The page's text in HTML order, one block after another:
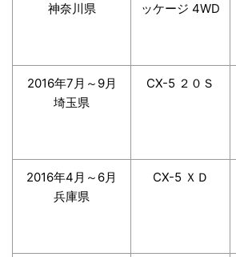
神奈川県
ッケージ 4WD
2016年7月～9月
埼玉県
CX-5 ２０Ｓ
2016年4月～6月
兵庫県
CX-5 ＸＤ